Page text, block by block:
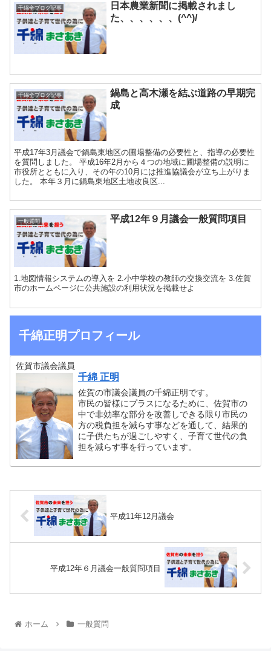
千綿全ブログ記事
日本農業新聞に掲載されまし
た、、、、、、(^^)/
千綿全ブログ記事
鍋島と高木瀬を結ぶ道路の早期完
成
平成17年3月議会で鍋島東地区の圃場整備の必要性と、指導の必要性
を質問しました。 平成16年2月から４つの地域に圃場整備の説明に
市役所とともに入り、その年の10月には推進協議会が立ち上がりま
した。 本年３月に鍋島東地区土地改良区...
一般質問 平成12年９月議会一般質問項目
1.地図情報システムの導入を 2.小中学校の教師の交換交流を 3.佐賀
市のホームページに公共施設の利用状況を掲載せよ
千綿正明プロフィール
佐賀市議会議員
千綿 正明
佐賀の市議会議員の千綿正明です。
市民の皆様にプラスになるために、佐賀市の
中で非効率な部分を改善しできる限り市民の
方の税負担を減らす事などを通して、結果的
に子供たちが過ごしやすく、子育て世代の負
担を減らす事を行っています。
平成11年12月議会
平成12年６月議会一般質問項目
ホーム 一般質問